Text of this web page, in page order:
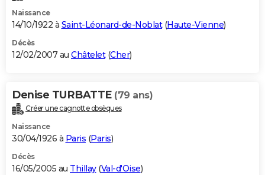
Naissance
14/10/1922 à Saint-Léonard-de-Noblat(Haute-Vienne)
Décès
12/02/2007 au Châtelet(Cher)
Denise TURBATTE (79 ans)
Créer une cagnotte obsèques
Naissance
30/04/1926 à Paris (Paris)
Décès
16/05/2005 au Thillay(Val-d'Oise)